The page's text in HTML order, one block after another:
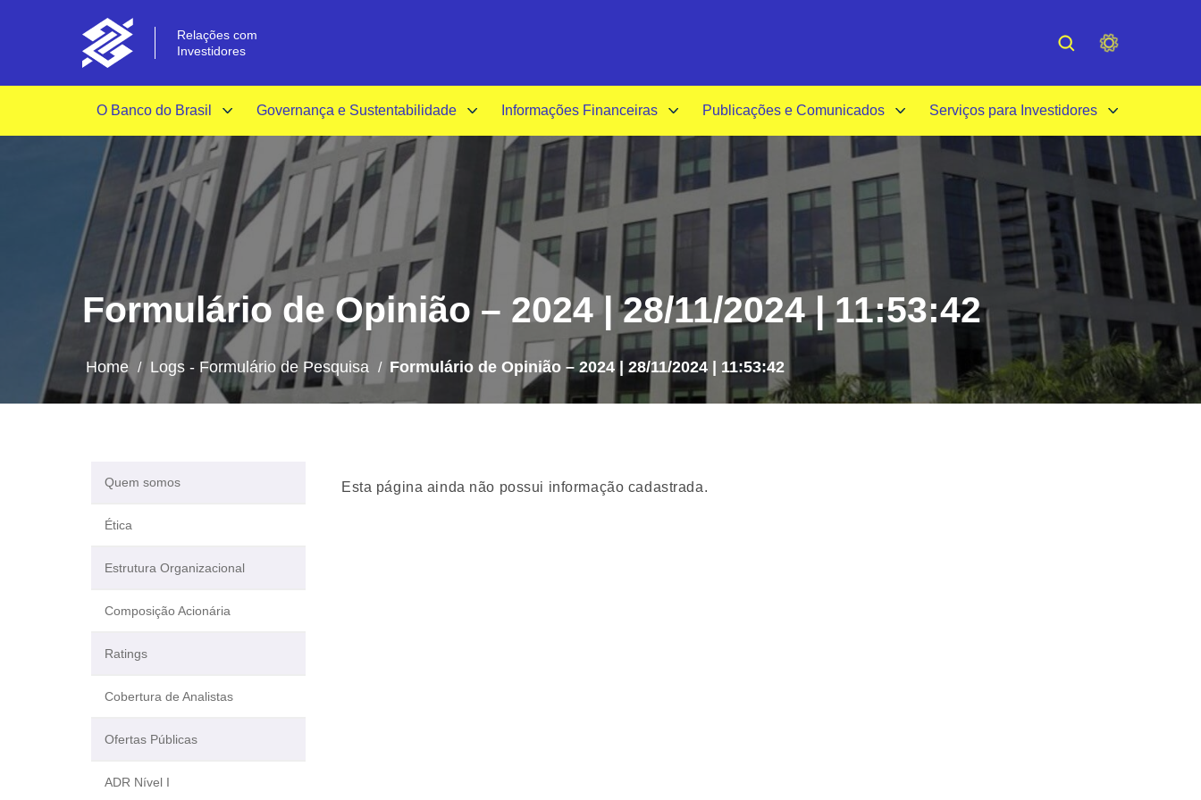
Relações com
Investidores
O Banco do Brasil Governança e Sustentabilidade Informações Financeiras Publicações e Comunicados Serviços para Investidores
Formulário de Opinião – 2024 | 28/11/2024 | 11:53:42
Home / Logs - Formulário de Pesquisa / Formulário de Opinião – 2024 | 28/11/2024 | 11:53:42
Quem somos
Ética
Estrutura Organizacional
Composição Acionária
Ratings
Cobertura de Analistas
Ofertas Públicas
ADR Nível I
Esta página ainda não possui informação cadastrada.